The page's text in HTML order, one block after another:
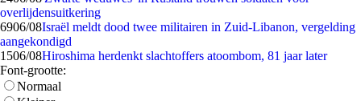
overlijdensuitkering
6906/08Israël meldt dood twee militairen in Zuid-Libanon, vergelding
aangekondigd
1506/08Hiroshima herdenkt slachtoffers atoombom, 81 jaar later
Font-grootte:
Normaal